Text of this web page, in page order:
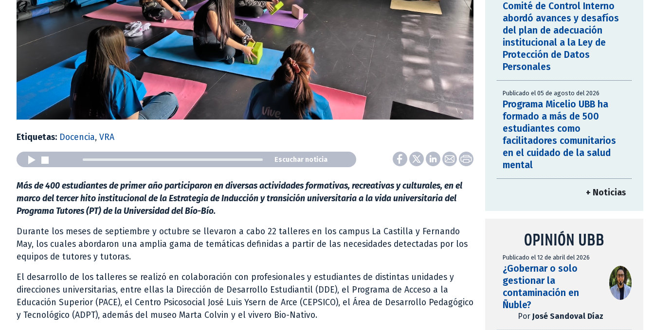
Etiquetas: Docencia, VRA
Escuchar noticia
Más de 400 estudiantes de primer año participaron en diversas actividades formativas, recreativas y culturales, en el
marco del tercer hito institucional de la Estrategia de Inducción y transición universitaria a la vida universitaria del
Programa Tutores (PT) de la Universidad del Bío-Bío.
Durante los meses de septiembre y octubre se llevaron a cabo 22 talleres en los campus La Castilla y Fernando
May, los cuales abordaron una amplia gama de temáticas definidas a partir de las necesidades detectadas por los
equipos de tutores y tutoras.
El desarrollo de los talleres se realizó en colaboración con profesionales y estudiantes de distintas unidades y
direcciones universitarias, entre ellas la Dirección de Desarrollo Estudiantil (DDE), el Programa de Acceso a la
Educación Superior (PACE), el Centro Psicosocial José Luis Ysern de Arce (CEPSICO), el Área de Desarrollo Pedagógico
y Tecnológico (ADPT), además del museo Marta Colvin y el vivero Bio-Nativo.
Comité de Control Interno
abordó avances y desafíos
del plan de adecuación
institucional a la Ley de
Protección de Datos
Personales
Publicado el 05 de agosto del 2026
Programa Micelio UBB ha
formado a más de 500
estudiantes como
facilitadores comunitarios
en el cuidado de la salud
mental
+ Noticias
OPINIÓN UBB
Publicado el 12 de abril del 2026
¿Gobernar o solo
gestionar la
contaminación en
Ñuble?
Por José Sandoval Díaz